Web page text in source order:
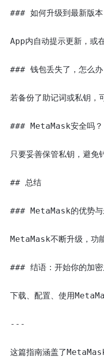
### 如何升级到最新版本
App内自动提示更新，或
### 钱包丢失了，怎么办
若备份了助记词或私钥，
### MetaMask安全吗？
只要妥善保管私钥，避
## 总结
### MetaMask的优势与
MetaMask不断升级，功
### 结语：开始你的加密
下载、配置、使用
---